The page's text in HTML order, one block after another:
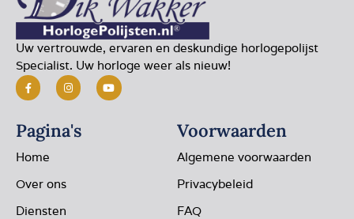
Uw vertrouwde, ervaren en deskundige horlogepolijst
Specialist. Uw horloge weer als nieuw!
Pagina's
Home
Over ons
Diensten
Voorwaarden
Algemene voorwaarden
Privacybeleid
FAQ